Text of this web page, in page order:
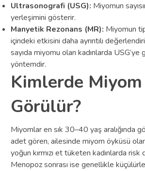
Ultrasonografi (USG): Miyomun
yerleşimini gösterir.
Manyetik Rezonans (MR): Miyomun
içindeki etkisini daha ayrıntılı
sayıda miyomu olan kadınlarda
yöntemdir.
Kimlerde Miyom
Görülür?
Miyomlar en sık 30–40 yaş aralığında
adet gören, ailesinde miyom öyküsü
yoğun kırmızı et tüketen kadınlarda risk
Menopoz sonrası ise genellikle